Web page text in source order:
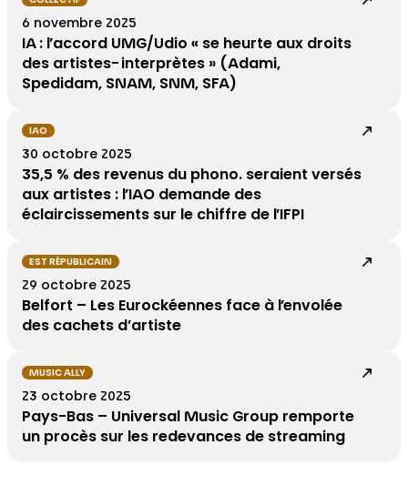
6 novembre 2025
IA : l’accord UMG/Udio « se heurte aux droits
des artistes-interprètes » (Adami,
Spedidam, SNAM, SNM, SFA)
IAO
30 octobre 2025
35,5 % des revenus du phono. seraient versés
aux artistes : l’IAO demande des
éclaircissements sur le chiffre de l’IFPI
EST RÉPUBLICAIN
29 octobre 2025
Belfort – Les Eurockéennes face à l’envolée
des cachets d’artiste
MUSIC ALLY
23 octobre 2025
Pays-Bas – Universal Music Group remporte
un procès sur les redevances de streaming